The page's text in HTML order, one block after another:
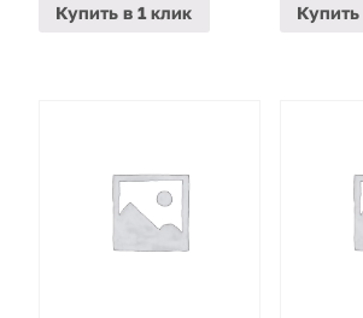
Купить в 1 клик Купить